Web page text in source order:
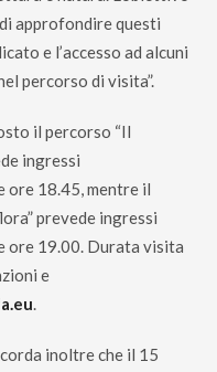
approfondire questi
e l’accesso ad alcuni
percorso di visita”.
il percorso “Il
ingressi
ore 18.45, mentre il
prevede ingressi
ore 19.00. Durata visita
e
.
inoltre che il 15